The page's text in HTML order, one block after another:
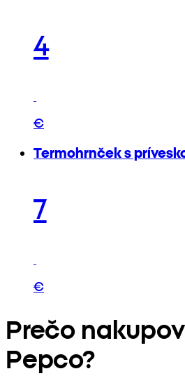
4
€
Termohrnček s
7
€
Prečo
Pepco?